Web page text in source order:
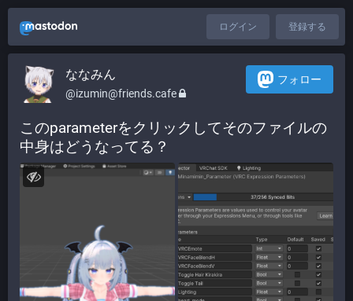
ログイン 登録する
ななみん
@izumin@friends.cafe
フォロー
このparameterをクリックしてそのファイルの
中身はどうなってる？